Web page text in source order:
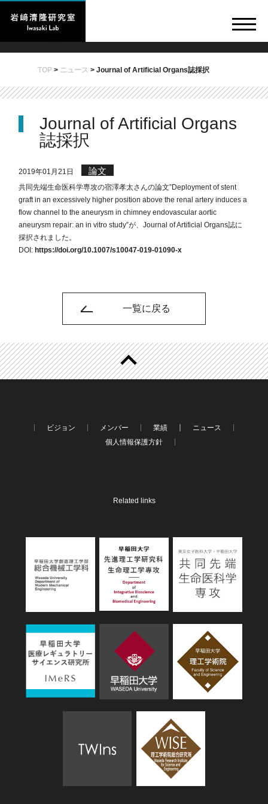
TOP> ニュース > Journal of Artificial Organs誌採択
Journal of Artificial Organs
誌採択
2019年01月21日 論文
共同先端生命医科学専攻の宿澤孝太さんの論文”Deployment of stent
graft in an excessively higher position above the renal artery induces a
flow channel to the aneurysm in chimney endovascular aortic
aneurysm repair: an in vitro study”が、Journal of Artificial Organs誌に
採択されました。
DOI: https://doi.org/10.1007/s10047-019-01090-x
一覧に戻る
ビジョン メンバー 業績
ニュース
個人情報保護方針
Related links